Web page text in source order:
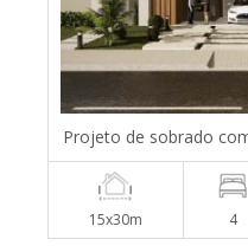
Projeto de sobrado
15x30m 4